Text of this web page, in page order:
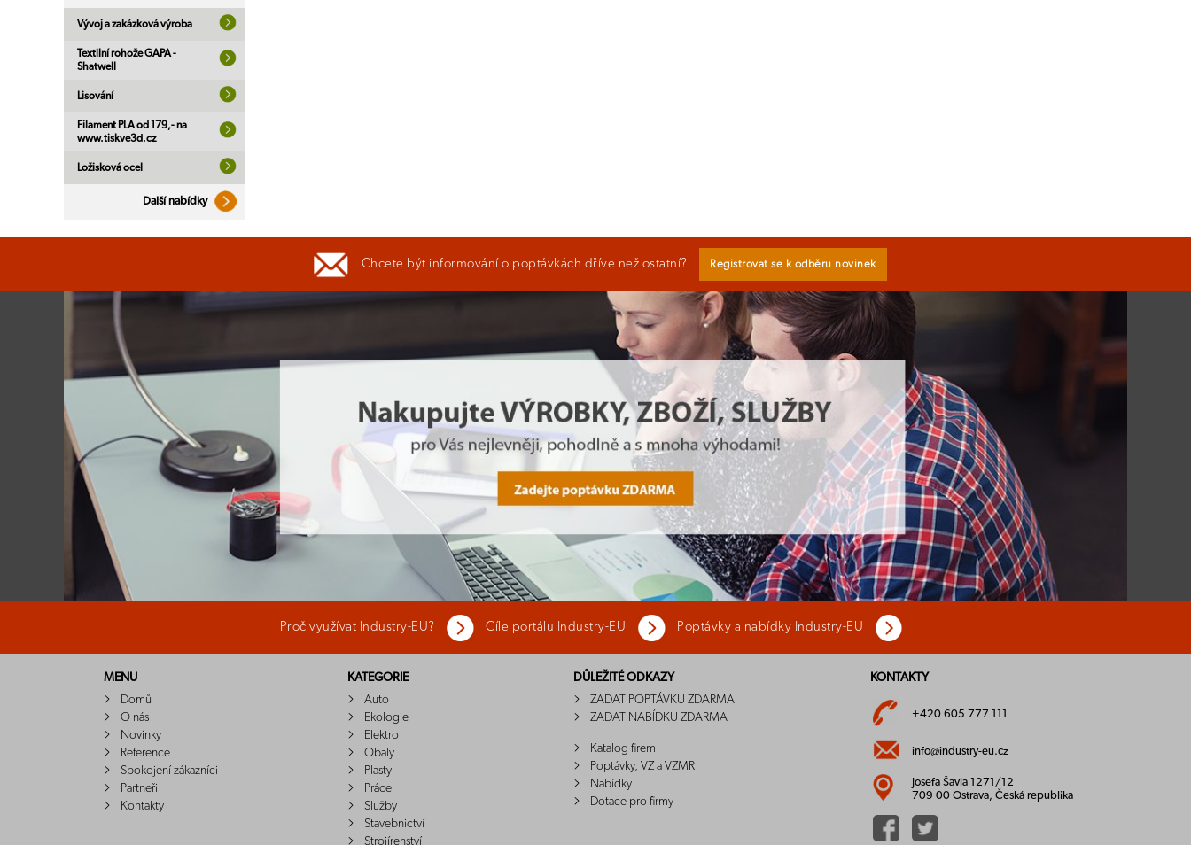
Vývoj a zakázková výroba
Textilní rohože GAPA -
Shatwell
Lisování
Filament PLA od 179,- na
www.tiskve3d.cz
Ložisková ocel
Další nabídky
Chcete být informování o poptávkách dříve než ostatní? Registrovat se k odběru novinek
Proč využívat Industry-EU? Cíle portálu Industry-EU Poptávky a nabídky Industry-EU
MENU
Domů
O nás
Novinky
Reference
Spokojení zákazníci
Partneři
Kontakty
KATEGORIE
Auto
Ekologie
Elektro
Obaly
Plasty
Práce
Služby
Stavebnictví
Strojírenství
DŮLEŽITÉ ODKAZY
ZADAT POPTÁVKU ZDARMA
ZADAT NABÍDKU ZDARMA
Katalog firem
Poptávky, VZ a VZMR
Nabídky
Dotace pro firmy
KONTAKTY
+420 605 777 111
info@industry-eu.cz
Josefa Šavla 1271/12
709 00 Ostrava, Česká republika